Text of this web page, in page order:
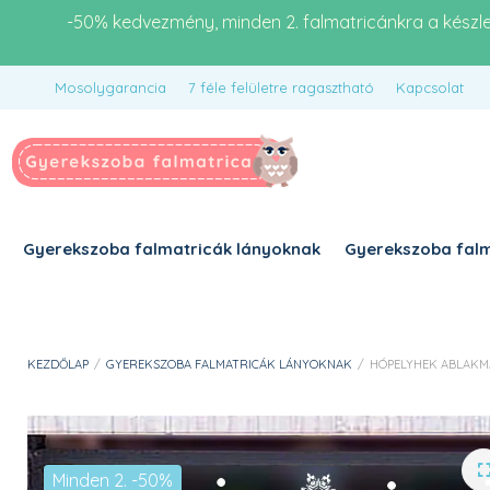
-50% kedvezmény, minden 2. falmatricánkra a
Mosolygarancia 7 féle felületre ragasztható Kapcsolat
Gyerekszoba falmatricák lányoknak Gyerekszoba
KEZDŐLAP / GYEREKSZOBA FALMATRICÁK LÁNYOKNAK / HÓPELYHEK
Minden 2. -50%